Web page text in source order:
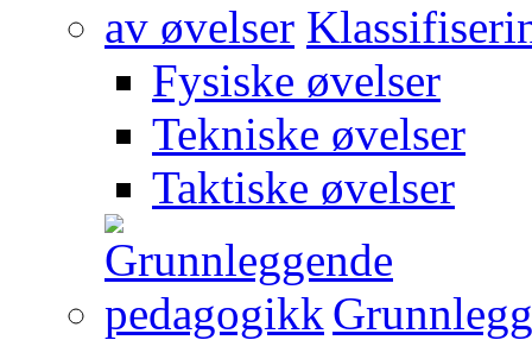
Fysiske øvelser
Tekniske øvelser
Taktiske øvelser